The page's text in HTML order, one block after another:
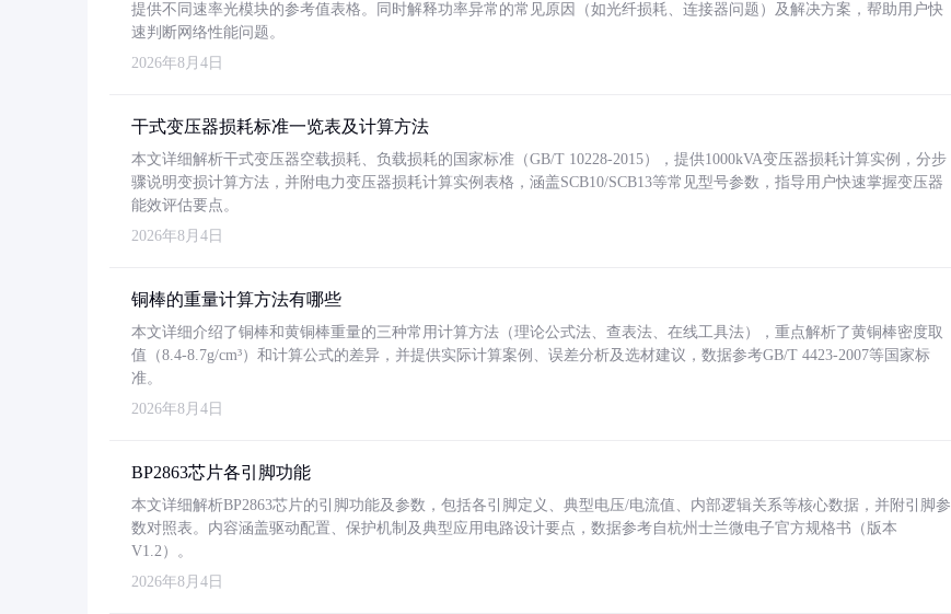
提供不同速率光模块的参考值表格。同时解释功率异常的常见原因（如光纤损耗、连接器问题）及解决方案，帮助用户快
速判断网络性能问题。
2026年8月4日
干式变压器损耗标准一览表及计算方法
本文详细解析干式变压器空载损耗、负载损耗的国家标准（GB/T 10228-2015），提供1000kVA变压器损耗计算实例，分步
骤说明变损计算方法，并附电力变压器损耗计算实例表格，涵盖SCB10/SCB13等常见型号参数，指导用户快速掌握变压器
能效评估要点。
2026年8月4日
铜棒的重量计算方法有哪些
本文详细介绍了铜棒和黄铜棒重量的三种常用计算方法（理论公式法、查表法、在线工具法），重点解析了黄铜棒密度取
值（8.4-8.7g/cm³）和计算公式的差异，并提供实际计算案例、误差分析及选材建议，数据参考GB/T 4423-2007等国家标
准。
2026年8月4日
BP2863芯片各引脚功能
本文详细解析BP2863芯片的引脚功能及参数，包括各引脚定义、典型电压/电流值、内部逻辑关系等核心数据，并附引脚参
数对照表。内容涵盖驱动配置、保护机制及典型应用电路设计要点，数据参考自杭州士兰微电子官方规格书（版本
V1.2）。
2026年8月4日